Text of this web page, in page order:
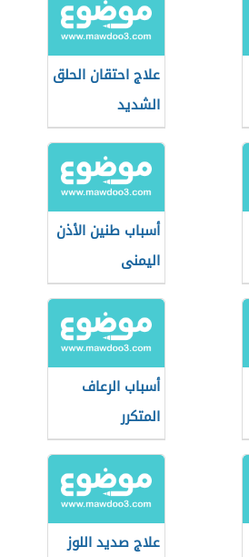
علاج احتقان الحلق
الشديد
أسباب طنين الأذن
اليمنى
أسباب الرعاف
المتكرر
علاج صديد اللوز